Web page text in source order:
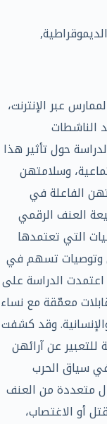
,
عبر الإنترنت،
الناشطات
حول تأثير هذا
وسلامتهن
الفاعلة في
العنف الرقمي
التي تعتمدها
وتوصيات تسهم في
الدراسة على
معمّقة مع نساء
وقد كشفت
للتعبير عن آرائهن
سياق الحرب
متعددة من العنف
أو الاغتصاب،